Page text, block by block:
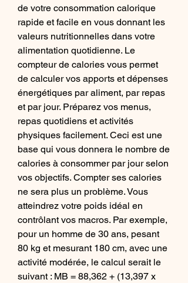
de votre consommation calorique
rapide et facile en vous donnant les
valeurs nutritionnelles dans votre
alimentation quotidienne. Le
compteur de calories vous permet
de calculer vos apports et dépenses
énergétiques par aliment, par repas
et par jour. Préparez vos menus,
repas quotidiens et activités
physiques facilement. Ceci est une
base qui vous donnera le nombre de
calories à consommer par jour selon
vos objectifs. Compter ses calories
ne sera plus un problème. Vous
atteindrez votre poids idéal en
contrôlant vos macros. Par exemple,
pour un homme de 30 ans, pesant
80 kg et mesurant 180 cm, avec une
activité modérée, le calcul serait le
suivant : MB = 88,362 + (13,397 x